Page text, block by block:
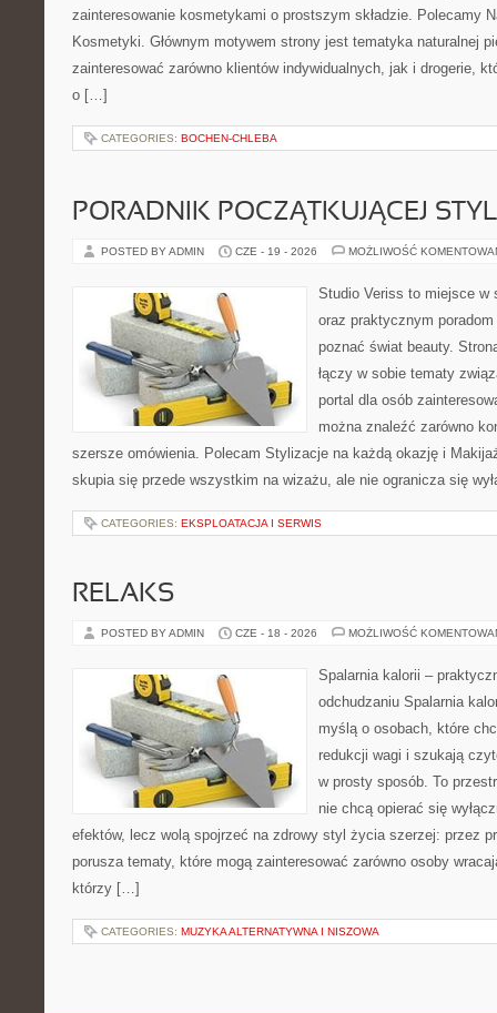
zainteresowanie kosmetykami o prostszym składzie. Polecamy
Kosmetyki. Głównym motywem strony jest tematyka naturalnej
zainteresować zarówno klientów indywidualnych, jak i drogerie,
o […]
CATEGORIES: BOCHEN-CHLEBA
PORADNIK POCZĄTKUJĄCEJ
POSTED BY ADMIN CZE - 19 - 2026 MOŻLIWOŚĆ
Studio Veriss to miejsce w
oraz praktycznym
poznać świat beauty.
łączy w sobie tematy
portal dla osób
można znaleźć zarówno
szersze omówienia. Polecam Stylizacje na każdą okazję i
skupia się przede wszystkim na wizażu, ale nie ogranicza się
CATEGORIES: EKSPLOATACJA I SERWIS
RELAKS
POSTED BY ADMIN CZE - 18 - 2026 MOŻLIWOŚĆ
Spalarnia kalorii –
odchudzaniu Spalarnia
myślą o osobach, które
redukcji wagi i szukają
w prosty sposób. To
nie chcą opierać się
efektów, lecz wolą spojrzeć na zdrowy styl życia szerzej: przez
porusza tematy, które mogą zainteresować zarówno osoby
którzy […]
CATEGORIES: MUZYKA ALTERNATYWNA I NISZOWA